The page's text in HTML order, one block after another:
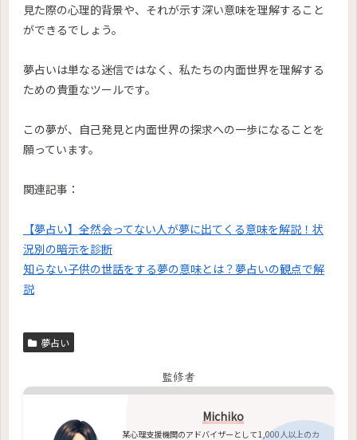
見た際の心理的背景や、それが示す深い意味を理解すること
ができるでしょう。
夢占いは単なる迷信ではなく、私たちの内面世界を理解する
ための貴重なツールです。
この夢が、自己発見と内面世界の探求への一歩になることを
願っています。
関連記事：
【夢占い】全然会ってない人が夢に出てくる意味を解説！状
況別の暗示を診断
知らない子供の世話をする夢の意味とは？夢占いの観点で解
説
夢占い
監修者
Michiko
某心理支援機関のアドバイザーとして1,000人以上のカ